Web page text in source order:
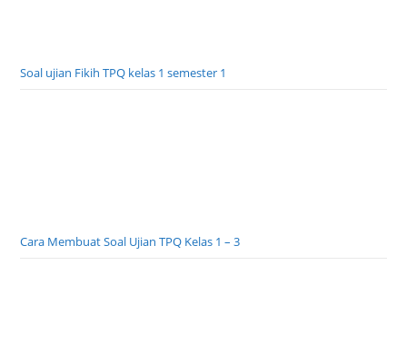
Soal ujian Fikih TPQ kelas 1 semester 1
Cara Membuat Soal Ujian TPQ Kelas 1 – 3